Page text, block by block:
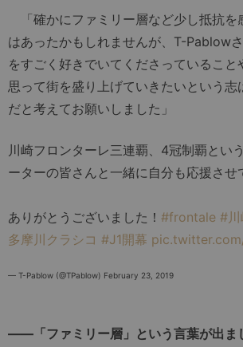
「確かにファミリー層など少し抵抗を
はあったかもしれませんが、T-Pablow
をすごく好きでいてくださっていること
思って街を盛り上げていきたいという志
だと考えてお願いしました」
川崎フロンターレ三連覇、4冠制覇とい
ーターの皆さんと一緒に自分も応援させ
ありがとうございました！ #frontale #川
多摩川クラシコ #J1開幕
— T-Pablow (@TPablow) February 23, 2019
――「ファミリー層」という言葉が出ま